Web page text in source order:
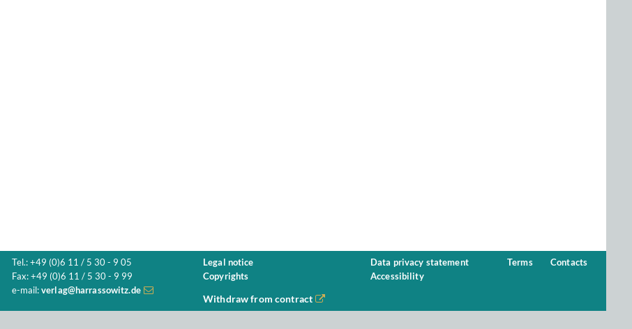
Tel.: +49 (0)6 11 / 5 30 - 9 05
Fax: +49 (0)6 11 / 5 30 - 9 99
e-mail: verlag@harrassowitz.de
Legal notice
Copyrights
Data privacy statement
Accessibility
Terms Contacts
Withdraw from contract